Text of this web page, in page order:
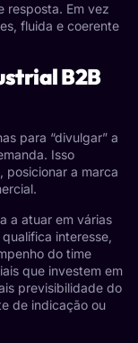
resposta. Em vez
fluida e coerente
B2B
para “divulgar” a
Isso
posicionar a marca
a atuar em várias
interesse,
do time
que investem em
previsibilidade do
de indicação ou